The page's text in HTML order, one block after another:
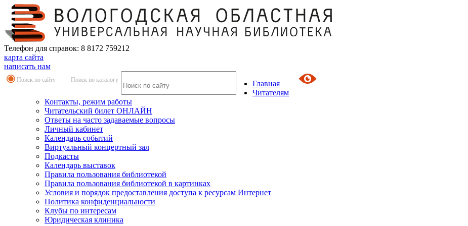
Телефон для справок: 8 8172 759212
карта сайта
написать нам
Поиск по сайту Поиск по каталогу
Главная
Читателям
Контакты, режим работы
Читательский билет ОНЛАЙН
Ответы на часто задаваемые вопросы
Личный кабинет
Календарь событий
Виртуальный концертный зал
Подкасты
Календарь выставок
Правила пользования библиотекой
Правила пользования библиотекой в картинках
Условия и порядок предоставления доступа к ресурсам Интернет
Политика конфиденциальности
Клубы по интересам
Юридическая клиника